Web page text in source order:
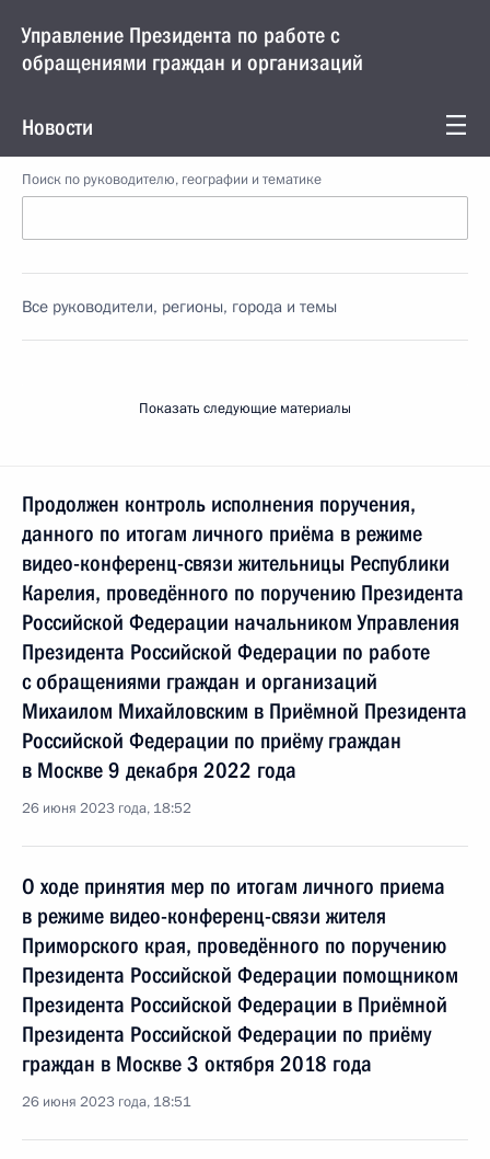
Управление Президента по работе с
обращениями граждан и организаций
Новости
Поиск по руководителю, географии и тематике
Все руководители, регионы, города и темы
Показать следующие материалы
Продолжен контроль исполнения поручения,
данного по итогам личного приёма в режиме
видео-конференц-связи жительницы Республики
Карелия, проведённого по поручению Президента
Российской Федерации начальником Управления
Президента Российской Федерации по работе
с обращениями граждан и организаций
Михаилом Михайловским в Приёмной Президента
Российской Федерации по приёму граждан
в Москве 9 декабря 2022 года
26 июня 2023 года, 18:52
О ходе принятия мер по итогам личного приема
в режиме видео-конференц-связи жителя
Приморского края, проведённого по поручению
Президента Российской Федерации помощником
Президента Российской Федерации в Приёмной
Президента Российской Федерации по приёму
граждан в Москве 3 октября 2018 года
26 июня 2023 года, 18:51